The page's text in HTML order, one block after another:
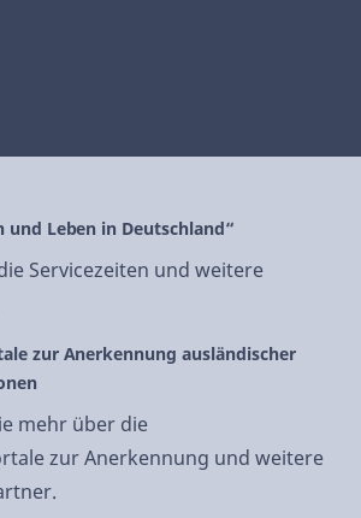
Leben in Deutschland“
Servicezeiten und weitere
zur Anerkennung ausländischer
mehr über die
zur Anerkennung und weitere